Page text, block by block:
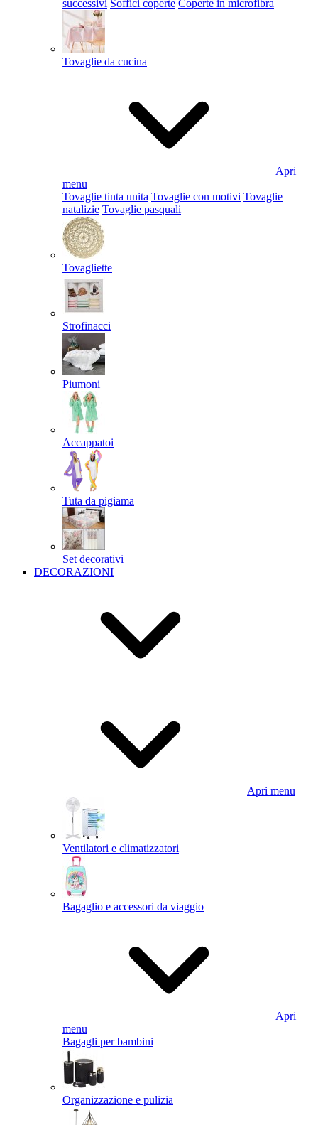
successivi Soffici coperte Coperte in microfibra
Tovaglie da cucina
Apri
menu
Tovaglie tinta unita Tovaglie con motivi Tovaglie
natalizie Tovaglie pasquali
Tovagliette
Strofinacci
Piumoni
Accappatoi
Tuta da pigiama
Set decorativi
DECORAZIONI
Apri menu
Ventilatori e climatizzatori
Bagaglio e accessori da viaggio
Apri
menu
Bagagli per bambini
Organizzazione e pulizia